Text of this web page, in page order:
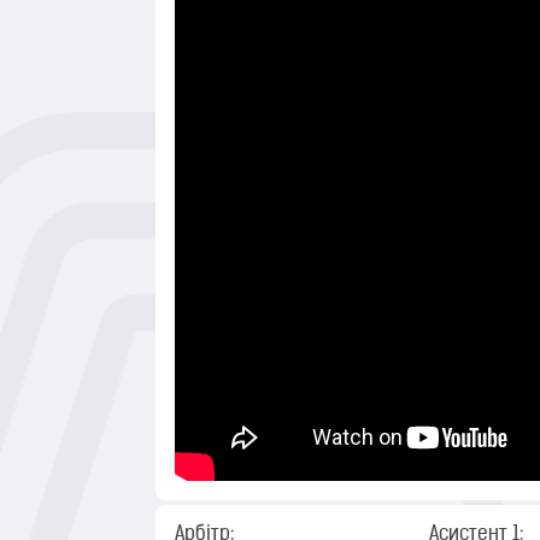
Арбітр:
Асистент 1: